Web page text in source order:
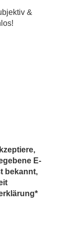
&
E-
bekannt,